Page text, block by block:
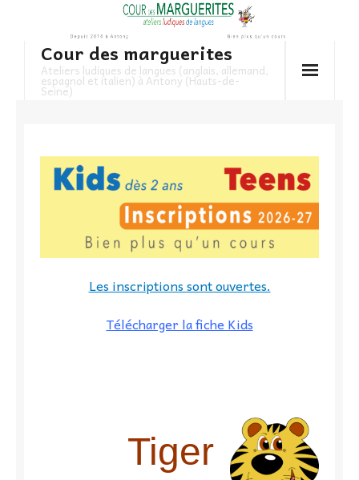
content
Cour des marguerites
Ateliers ludiques de langues (anglais, allemand,
espagnol et italien) à Antony (Hauts-de-
Seine)
Les inscriptions sont ouvertes.
Télécharger la fiche Kids
Tiger